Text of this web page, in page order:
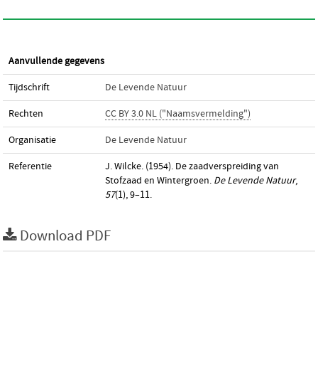
Aanvullende gegevens
Tijdschrift De Levende Natuur
Rechten CC BY 3.0 NL ("Naamsvermelding")
Organisatie De Levende Natuur
Referentie
J. Wilcke. (1954). De zaadverspreiding van
Stofzaad en Wintergroen. De Levende Natuur,
57(1), 9–11.
Download PDF